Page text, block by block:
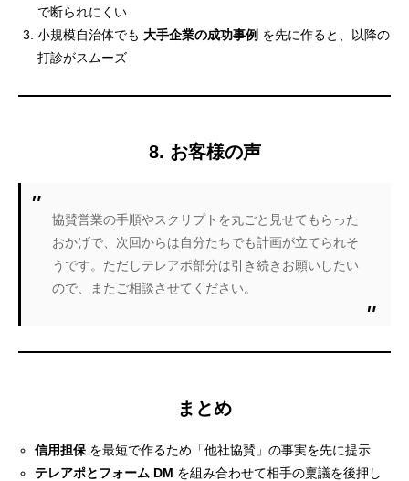
で断られにくい
小規模自治体でも 大手企業の成功事例 を先に作ると、以降の
打診がスムーズ
8. お客様の声
協賛営業の手順やスクリプトを丸ごと見せてもらった
おかげで、次回からは自分たちでも計画が立てられそ
うです。ただしテレアポ部分は引き続きお願いしたい
ので、またご相談させてください。
まとめ
信用担保 を最短で作るため「他社協賛」の事実を先に提示
テレアポとフォーム DM を組み合わせて相手の稟議を後押し